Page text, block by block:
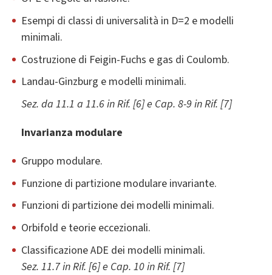
Esempi di classi di universalità in D=2 e modelli
minimali.
Costruzione di Feigin-Fuchs e gas di Coulomb.
Landau-Ginzburg e modelli minimali.
Sez. da 11.1 a 11.6 in Rif. [6] e Cap. 8-9 in Rif. [7]
Invarianza modulare
Gruppo modulare.
Funzione di partizione modulare invariante.
Funzioni di partizione dei modelli minimali.
Orbifold e teorie eccezionali.
Classificazione ADE dei modelli minimali.
Sez. 11.7 in Rif. [6] e Cap. 10 in Rif. [7]